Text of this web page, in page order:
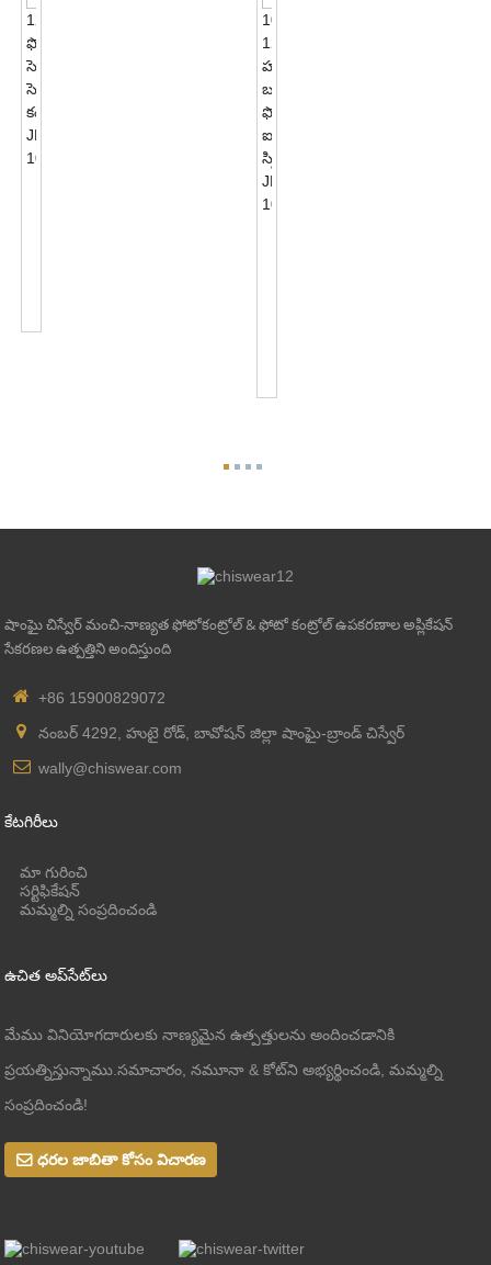
షాంఘై చిస్వేర్ మంచి-నాణ్యత ఫోటోకంట్రోల్ & ఫోటో కంట్రోల్ ఉపకరణాల అప్లికేషన్
సేకరణల ఉత్పత్తిని అందిస్తుంది
+86 15900829072
నంబర్ 4292, హుటై రోడ్, బావోషన్ జిల్లా షాంఘై-బ్రాండ్ చిస్వేర్
wally@chiswear.com
కేటగిరీలు
మా గురించి
సర్టిఫికేషన్
మమ్మల్ని సంప్రదించండి
ఉచిత అప్‌సేట్‌లు
మేము వినియోగదారులకు నాణ్యమైన ఉత్పత్తులను అందించడానికి
ప్రయత్నిస్తున్నాము.సమాచారం, నమూనా & కోట్‌ని అభ్యర్థించండి, మమ్మల్ని
సంప్రదించండి!
ధరల జాబితా కోసం విచారణ